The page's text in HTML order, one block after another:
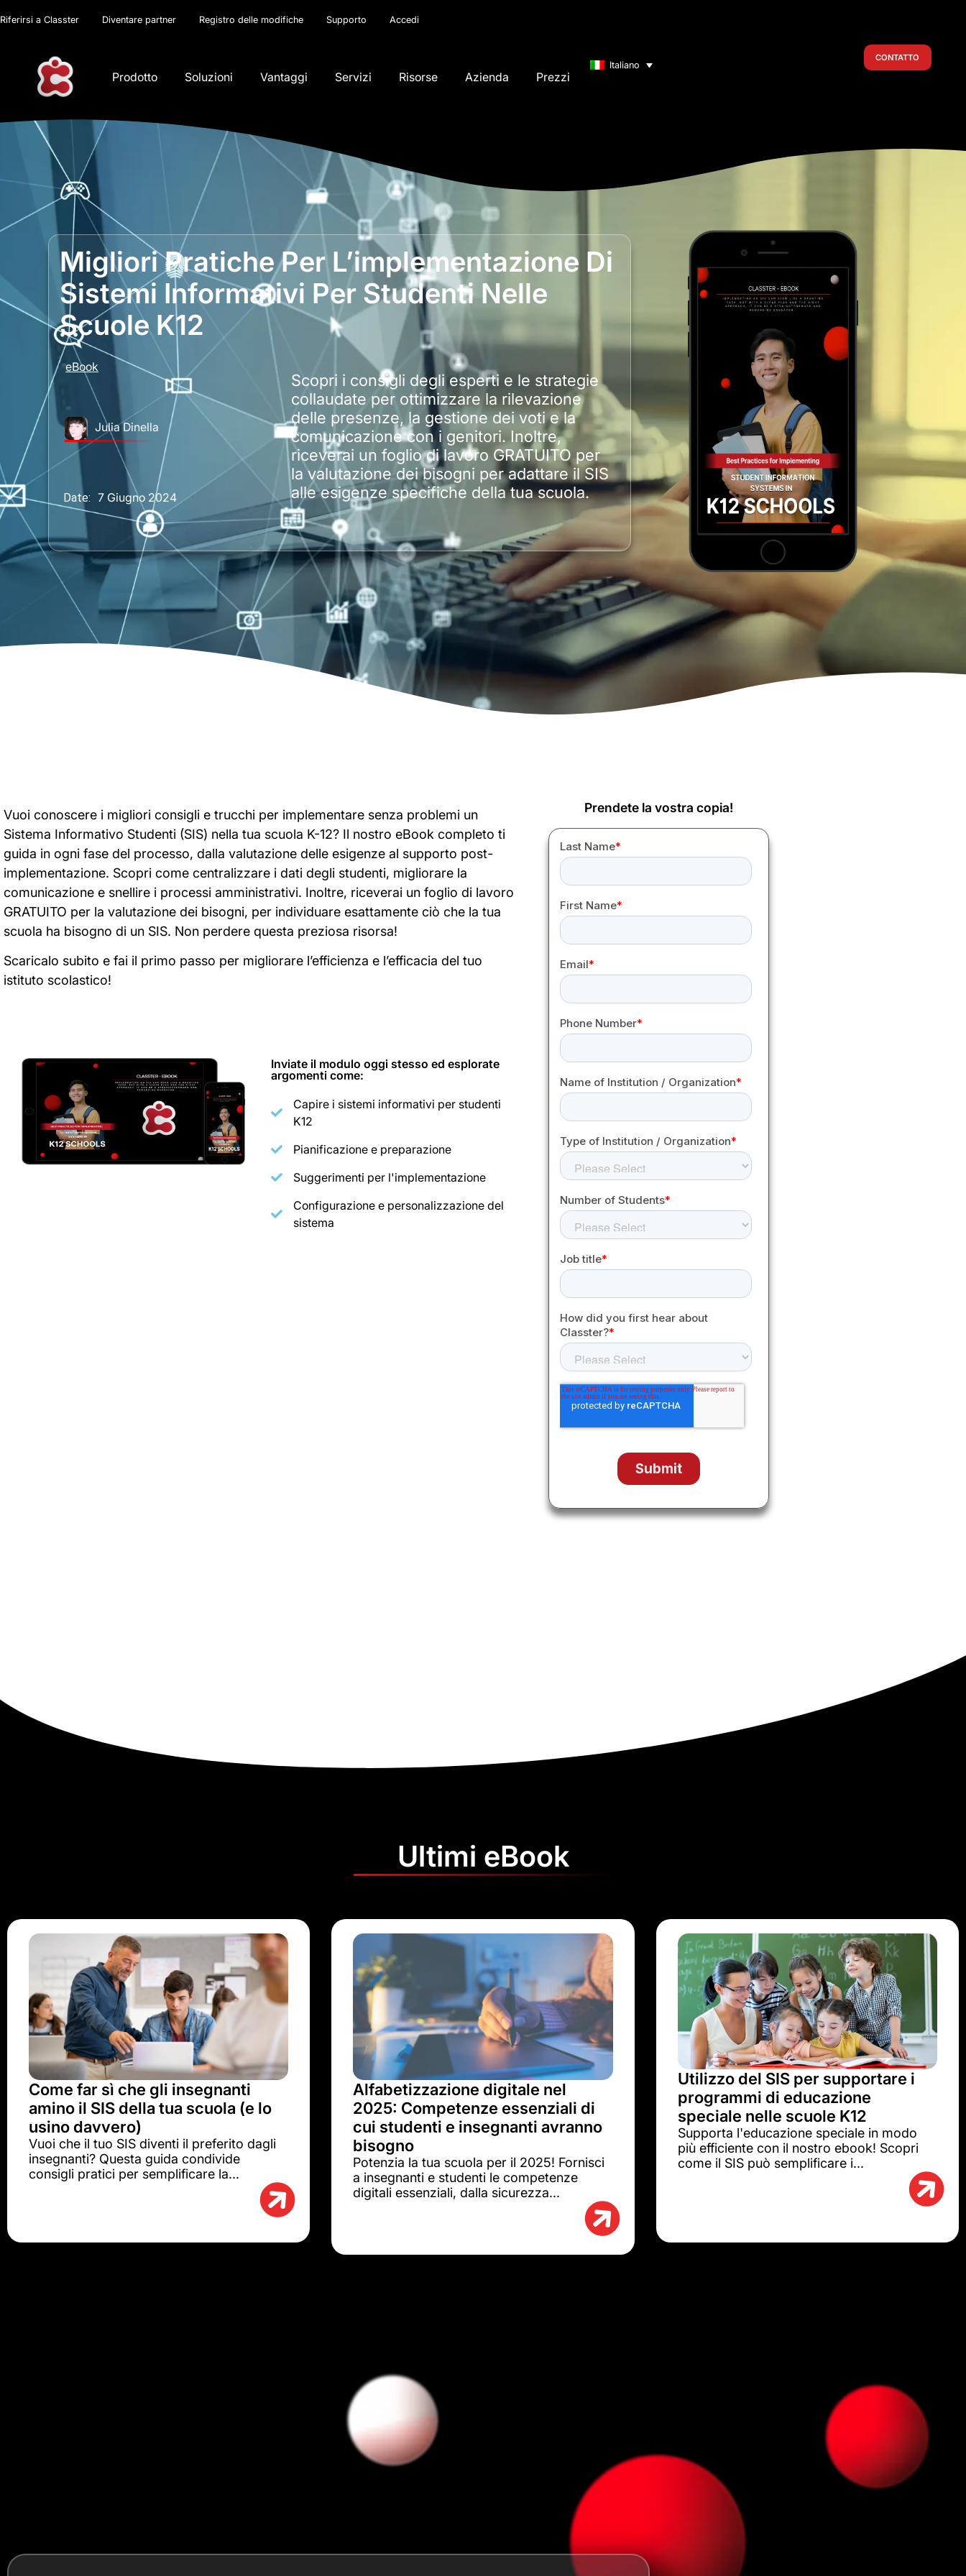
Riferirsi a Classter Diventare partner Registro delle modifiche Supporto Accedi
Prodotto Soluzioni Vantaggi Servizi Risorse Azienda Prezzi
Italiano
CONTATTO
Migliori Pratiche Per L’implementazione Di
Sistemi Informativi Per Studenti Nelle
Scuole K12
eBook
Julia Dinella
Date: 7 Giugno 2024
Scopri i consigli degli esperti e le strategie
collaudate per ottimizzare la rilevazione
delle presenze, la gestione dei voti e la
comunicazione con i genitori. Inoltre,
riceverai un foglio di lavoro GRATUITO per
la valutazione dei bisogni per adattare il SIS
alle esigenze specifiche della tua scuola.
Vuoi conoscere i migliori consigli e trucchi per implementare senza problemi un
Sistema Informativo Studenti (SIS) nella tua scuola K-12? Il nostro eBook completo ti
guida in ogni fase del processo, dalla valutazione delle esigenze al supporto post-
implementazione. Scopri come centralizzare i dati degli studenti, migliorare la
comunicazione e snellire i processi amministrativi. Inoltre, riceverai un foglio di lavoro
GRATUITO per la valutazione dei bisogni, per individuare esattamente ciò che la tua
scuola ha bisogno di un SIS. Non perdere questa preziosa risorsa!
Scaricalo subito e fai il primo passo per migliorare l’efficienza e l’efficacia del tuo
istituto scolastico!
Inviate il modulo oggi stesso ed esplorate
argomenti come:
Capire i sistemi informativi per studenti
K12
Pianificazione e preparazione
Suggerimenti per l'implementazione
Configurazione e personalizzazione del
sistema
Prendete la vostra copia!
Ultimi eBook
Come far sì che gli insegnanti
amino il SIS della tua scuola (e lo
usino davvero)
Vuoi che il tuo SIS diventi il preferito dagli
insegnanti? Questa guida condivide
consigli pratici per semplificare la...
Alfabetizzazione digitale nel
2025: Competenze essenziali di
cui studenti e insegnanti avranno
bisogno
Potenzia la tua scuola per il 2025! Fornisci
a insegnanti e studenti le competenze
digitali essenziali, dalla sicurezza...
Utilizzo del SIS per supportare i
programmi di educazione
speciale nelle scuole K12
Supporta l'educazione speciale in modo
più efficiente con il nostro ebook! Scopri
come il SIS può semplificare i...